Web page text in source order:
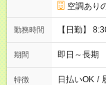
空調あり
勤務時間 【日勤】
期間 即日～長期
特徴 日払いOK /